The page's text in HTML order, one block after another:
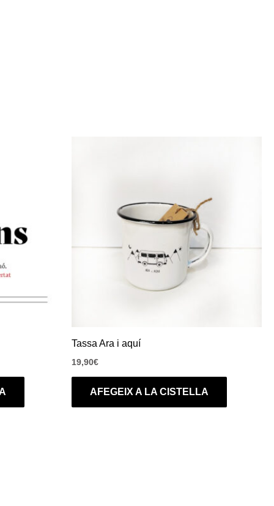
Tassa Ara i aquí
19,90€
AFEGEIX A LA CISTELLA